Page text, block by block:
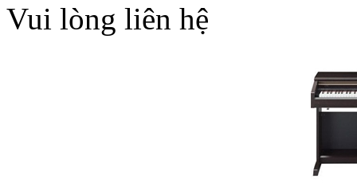
Vui lòng liên hệ